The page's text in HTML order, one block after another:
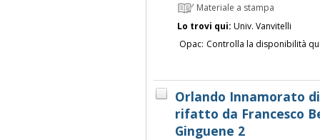
Materiale a stampa
Lo trovi qui: Univ. Vanvitelli
Opac: Controlla la disponibilità
Orlando Innamorato
rifatto da Francesco
Ginguene 2